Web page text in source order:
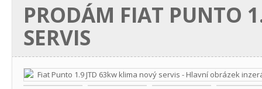
PRODÁM FIAT PUNTO
SERVIS